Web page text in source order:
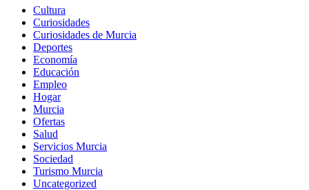
Cultura
Curiosidades
Curiosidades de Murcia
Deportes
Economía
Educación
Empleo
Hogar
Murcia
Ofertas
Salud
Servicios Murcia
Sociedad
Turismo Murcia
Uncategorized